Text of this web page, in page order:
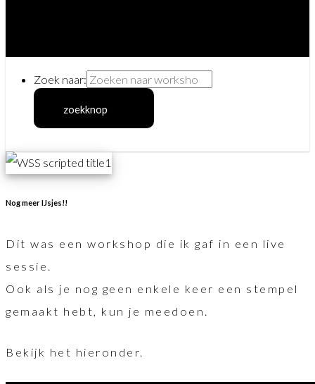
Zoek naar:
zoekknop
Nog meer IJsjes!!
Dit was een workshop die ik gaf in een live
sessie.
Ook als je nog geen enkele keer een stempel
gemaakt hebt, kun je meedoen.
Bekijk het hieronder.